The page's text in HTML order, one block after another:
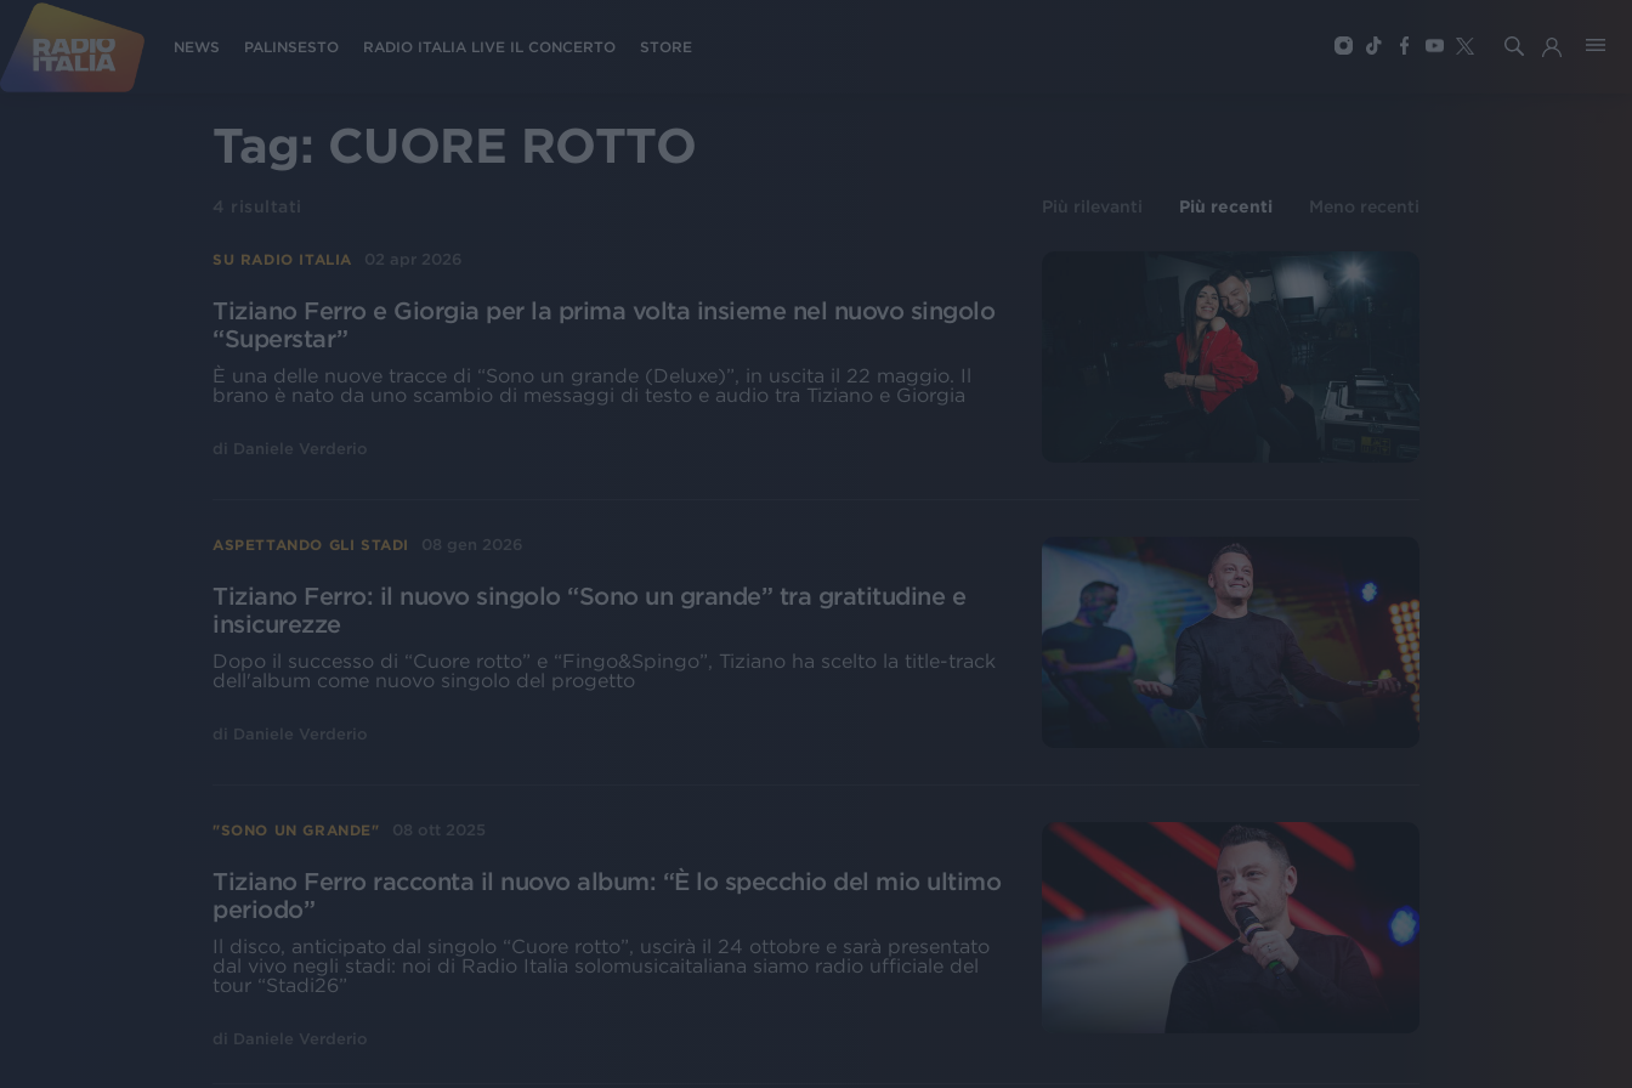
NEWS PALINSESTO RADIO ITALIA LIVE IL CONCERTO STORE
Tag: CUORE ROTTO
4 risultati Più rilevanti Più recenti Meno recenti
SU RADIO ITALIA 02 apr 2026
Tiziano Ferro e Giorgia per la prima volta insieme nel nuovo singolo
“Superstar”
È una delle nuove tracce di “Sono un grande (Deluxe)”, in uscita il 22 maggio. Il
brano è nato da uno scambio di messaggi di testo e audio tra Tiziano e Giorgia
di Daniele Verderio
ASPETTANDO GLI STADI 08 gen 2026
Tiziano Ferro: il nuovo singolo “Sono un grande” tra gratitudine e
insicurezze
Dopo il successo di “Cuore rotto” e “Fingo&Spingo”, Tiziano ha scelto la title-track
dell'album come nuovo singolo del progetto
di Daniele Verderio
"SONO UN GRANDE" 08 ott 2025
Tiziano Ferro racconta il nuovo album: “È lo specchio del mio ultimo
periodo”
Il disco, anticipato dal singolo “Cuore rotto”, uscirà il 24 ottobre e sarà presentato
dal vivo negli stadi: noi di Radio Italia solomusicaitaliana siamo radio ufficiale del
tour “Stadi26”
di Daniele Verderio